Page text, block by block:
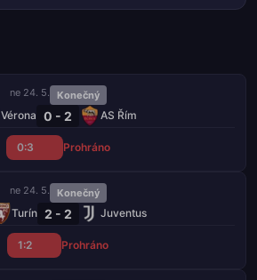
ne 24. 5. Konečný
Vérona 0 - 2 AS Řím
0:3 Prohráno
ne 24. 5. Konečný
Turín 2 - 2 Juventus
1:2 Prohráno